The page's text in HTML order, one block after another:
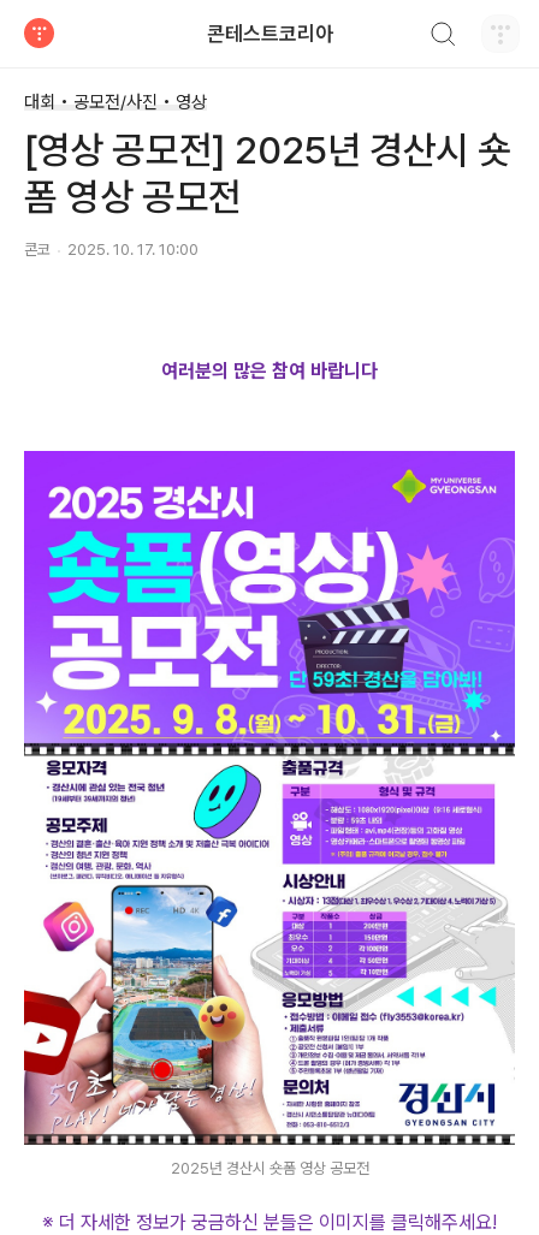
콘테스트코리아
대회 • 공모전/사진 • 영상
[영상 공모전] 2025년 경산시 숏
폼 영상 공모전
콘코 2025. 10. 17. 10:00
여러분의 많은 참여 바랍니다
2025년 경산시 숏폼 영상 공모전
※ 더 자세한 정보가 궁금하신 분들은 이미지를 클릭해주세요!